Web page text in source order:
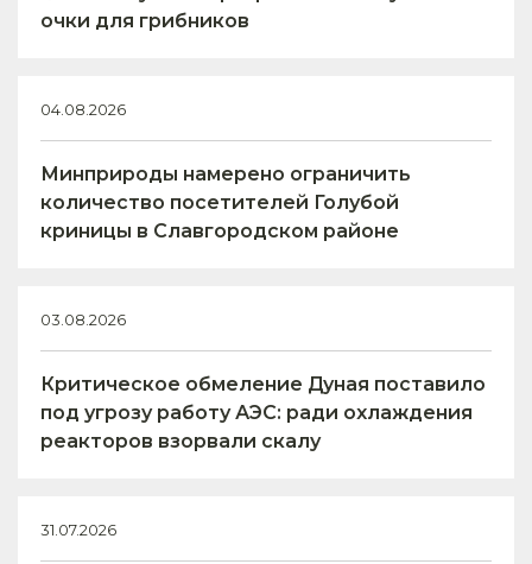
очки для грибников
04.08.2026
Минприроды намерено ограничить
количество посетителей Голубой
криницы в Славгородском районе
03.08.2026
Критическое обмеление Дуная поставило
под угрозу работу АЭС: ради охлаждения
реакторов взорвали скалу
31.07.2026